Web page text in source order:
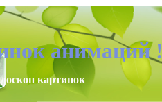
анимаций
картинок